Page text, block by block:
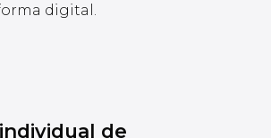
digital.
de